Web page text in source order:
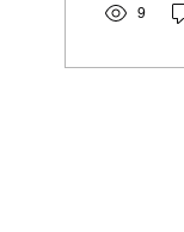
9